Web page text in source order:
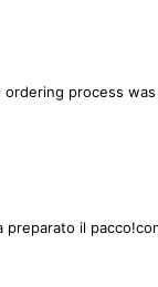
process
preparato il